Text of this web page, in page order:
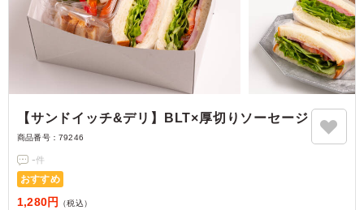
【サンドイッチ&デリ】BLT×厚切りソーセージ
商品番号： 79246
-件
おすすめ
1,280円 （税込）